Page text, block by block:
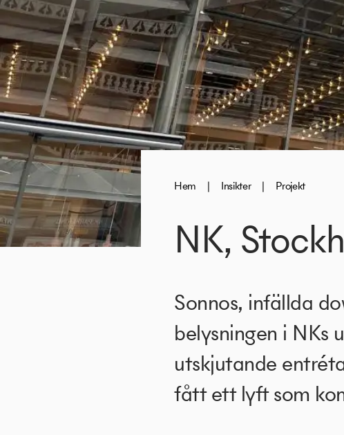
Hem | Insikter | Projekt
NK,
Sonnos, infällda
belysningen i NKs
utskjutande
fått ett lyft som